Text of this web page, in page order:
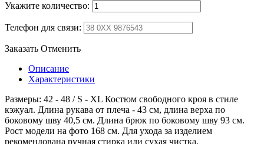
Укажите количество:
Телефон для связи:
Заказать Отменить
Описание
Характеристики
Размеры: 42 - 48 / S - XL Костюм свободного кроя в стиле
кэжуал. Длина рукава от плеча - 43 см, длина верха по
боковому шву 40,5 см. Длина брюк по боковому шву 93 см.
Рост модели на фото 168 см. Для ухода за изделием
рекомендована ручная стирка или сухая чистка.